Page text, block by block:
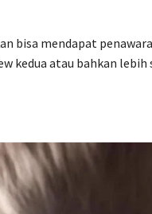
bisa mendapat
kedua atau bahkan